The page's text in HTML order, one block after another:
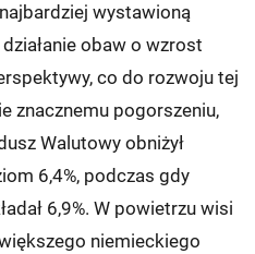
wystawioną
obaw o wzrost
co do rozwoju tej
znacznemu pogorszeniu,
Walutowy obniżył
6,4%, podczas gdy
6,9%. W powietrzu wisi
niemieckiego